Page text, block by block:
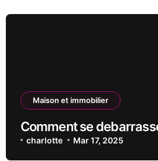
Maison et immobilier
Comment se
charlotte Mar 17, 2025